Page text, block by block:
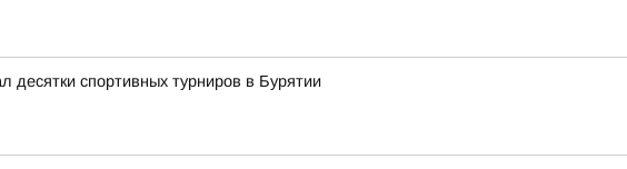
десятки спортивных турниров в Бурятии